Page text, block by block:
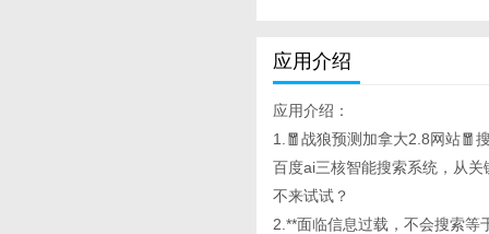
应用介绍
应用介绍：
1.🧧战狼预测加拿大2.8网站🧧
百度ai三核智能搜索系统，从
不来试试？
2.**面临信息过载，不会搜索